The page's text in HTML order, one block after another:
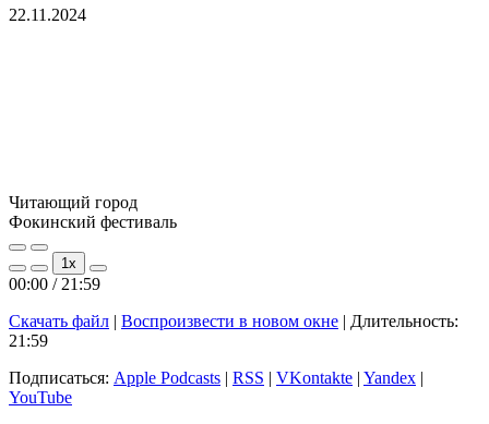
22.11.2024
Читающий город
Фокинский фестиваль
Play
Episode
Pause
Episode
1x
00:00 / 21:59
Скачать файл | Воспроизвести в новом окне | Длительность:
21:59
Подписаться: Apple Podcasts | RSS | VKontakte | Yandex |
YouTube